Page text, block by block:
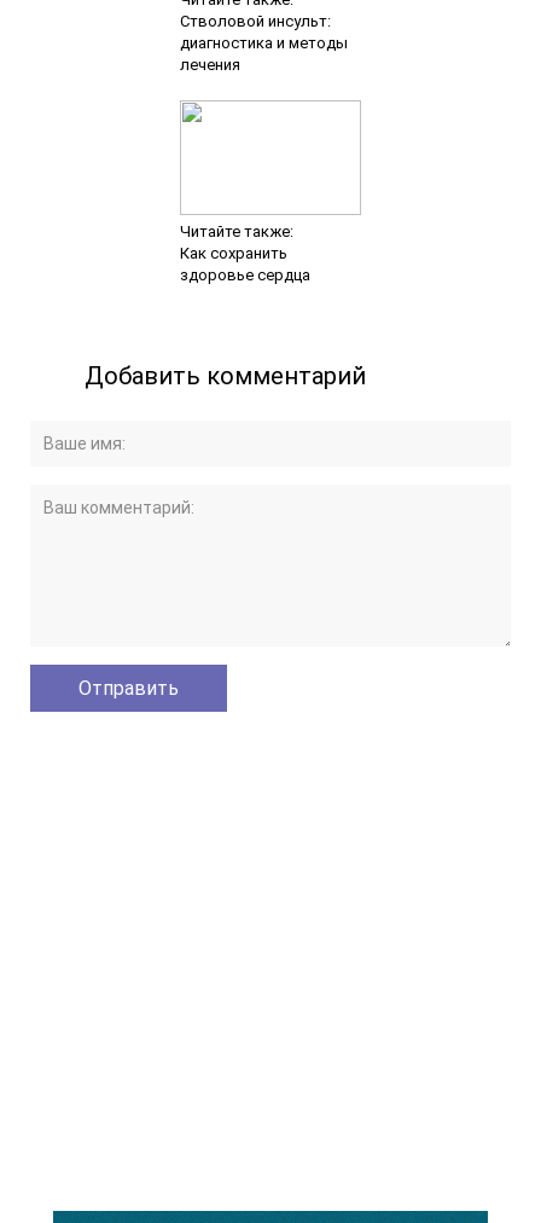
Стволовой инсульт:
диагностика и методы
лечения
Читайте также:
Как сохранить
здоровье сердца
Добавить комментарий